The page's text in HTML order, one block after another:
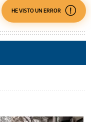
HE VISTO UN ERROR